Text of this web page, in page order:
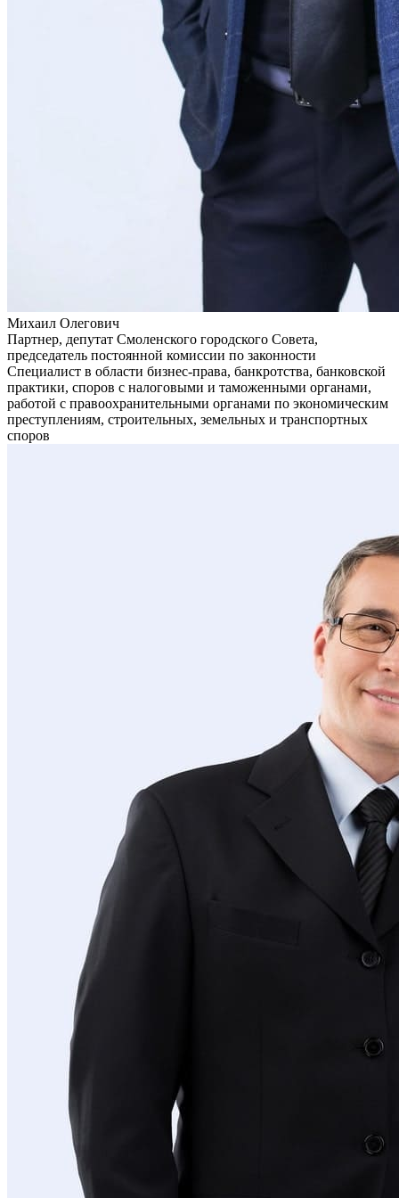
Михаил Олегович
Партнер, депутат Смоленского городского Совета,
председатель постоянной комиссии по законности
Специалист в области бизнес-права, банкротства, банковской
практики, споров с налоговыми и таможенными органами,
работой с правоохранительными органами по экономическим
преступлениям, строительных, земельных и транспортных
споров